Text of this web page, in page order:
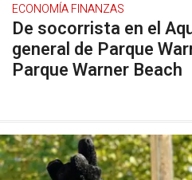
ECONOMÍA FINANZAS
De socorrista en el
general de Parque
Parque Warner Beach